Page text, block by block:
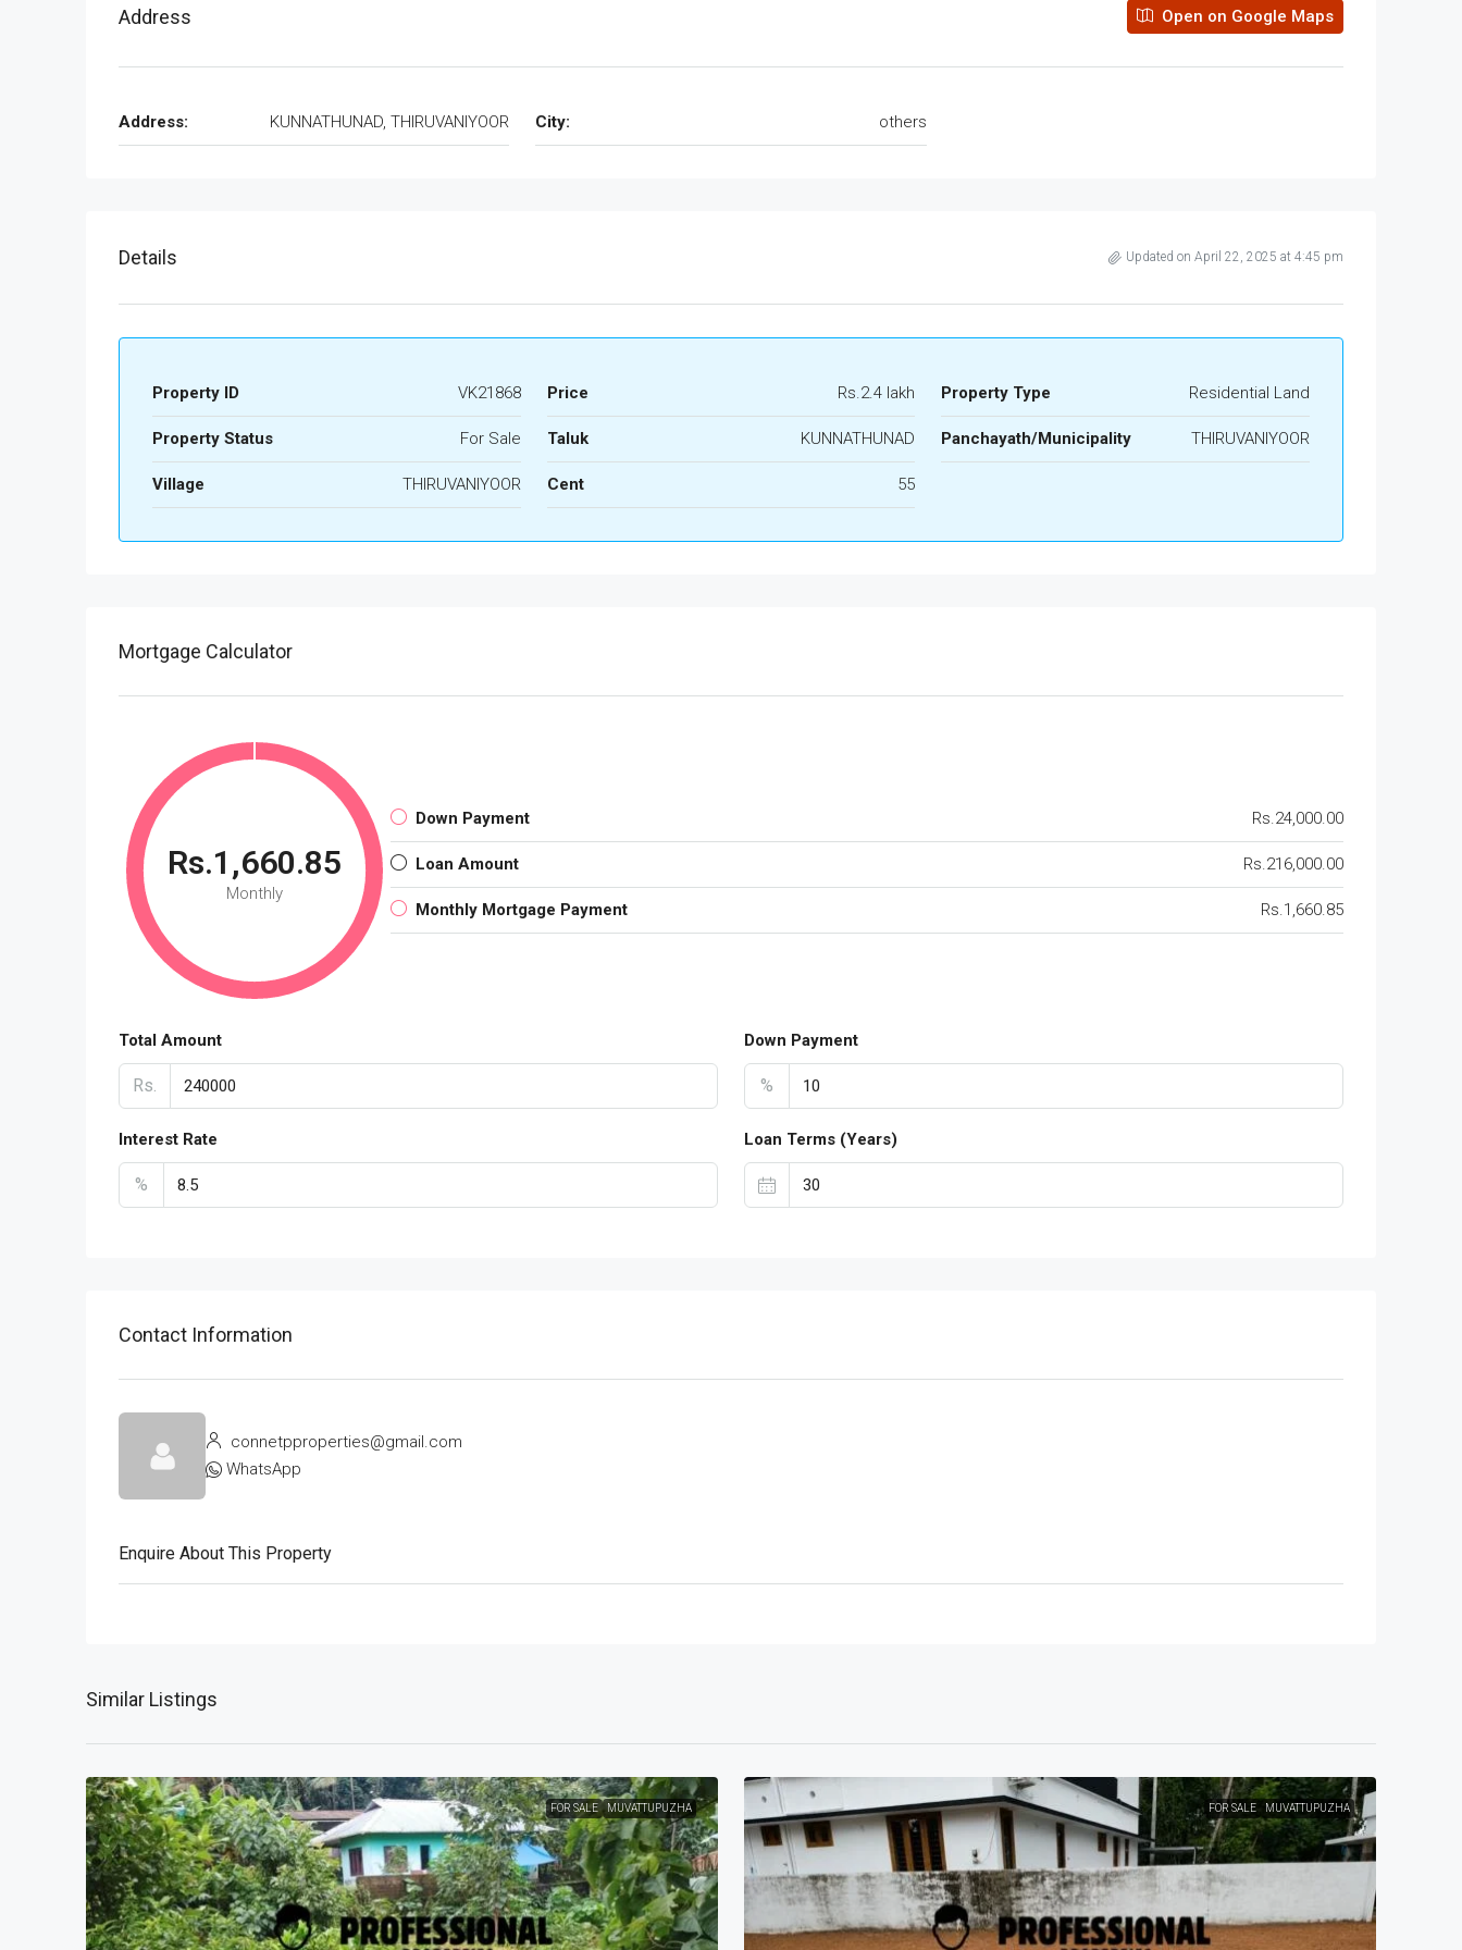
Address Open on Google Maps
Address: KUNNATHUNAD, THIRUVANIYOOR City: others
Details Updated on April 22, 2025 at 4:45 pm
Property ID VK21868 Price Rs.2.4 lakh Property Type Residential Land
Property Status For Sale Taluk KUNNATHUNAD Panchayath/Municipality THIRUVANIYOOR
Village THIRUVANIYOOR Cent 55
Mortgage Calculator
Rs.1,660.85
Monthly
Down Payment Rs.24,000.00
Loan Amount Rs.216,000.00
Monthly Mortgage Payment Rs.1,660.85
Total Amount
Rs.
Down Payment
%
Interest Rate
%
Loan Terms (Years)
Contact Information
connetpproperties@gmail.com
WhatsApp
Enquire About This Property
Similar Listings
FOR SALE MUVATTUPUZHA FOR SALE MUVATTUPUZHA